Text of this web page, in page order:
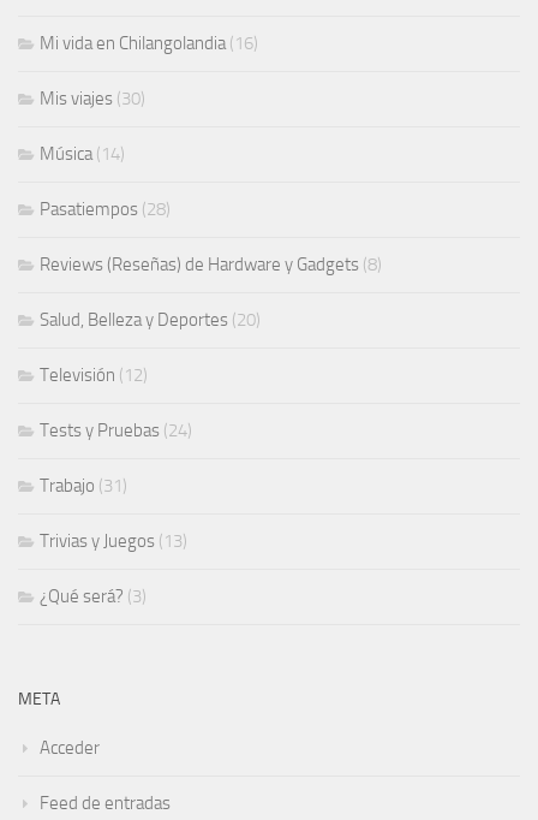
Mi vida en Chilangolandia(16)
Mis viajes (30)
Música(14)
Pasatiempos (28)
Reviews (Reseñas) de Hardware y Gadgets (8)
Salud, Belleza y Deportes (20)
Televisión (12)
Tests y Pruebas (24)
Trabajo (31)
Trivias y Juegos (13)
¿Qué será? (3)
META
Acceder
Feed de entradas